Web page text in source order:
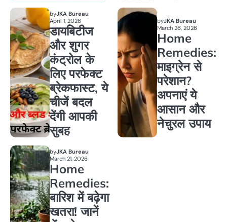
byJKA Bureau
April 1, 2026
डायबिटीज
और शुगर
कंट्रोल के
लिए परफेक्ट
ब्रेकफास्ट, ये
चीजें बदल
देंगी आपकी
सुबह
byJKA Bureau
March 26, 2026
Home
Remedies:
माइग्रेन से
परेशान?
अपनाएं ये
आसान और
नेचुरल उपाय
byJKA Bureau
March 21, 2026
Home
Remedies:
बारिश में बढ़ेगा
खतरा! जानें